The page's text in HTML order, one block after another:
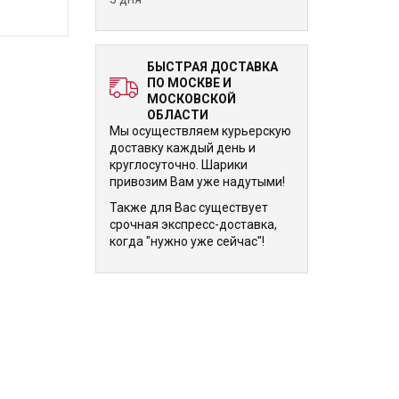
БЫСТРАЯ ДОСТАВКА
ПО МОСКВЕ И
МОСКОВСКОЙ
ОБЛАСТИ
Мы осуществляем курьерскую
доставку каждый день и
круглосуточно. Шарики
привозим Вам уже надутыми!
Также для Вас существует
срочная экспресс-доставка,
когда "нужно уже сейчас"!